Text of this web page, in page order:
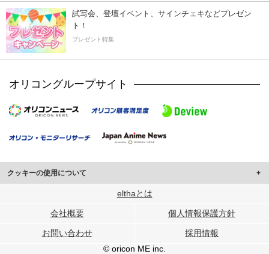
試写会、登壇イベント、サインチェキなどプレゼン
ト！
プレゼント特集
オリコングループサイト
クッキーの使用について
このサイトでは Cookie を使用して、ユーザーに合わせたコンテンツや広告の
行っています。
メディアや広告配信、データ解析の各パートナーに提供しています。
各パートナーは、この情報とユーザーが各パートナーに提供した他の情報や、
elthaとは
会社概要 個人情報保護方針
お問い合わせ
採用情報
© oricon ME inc.